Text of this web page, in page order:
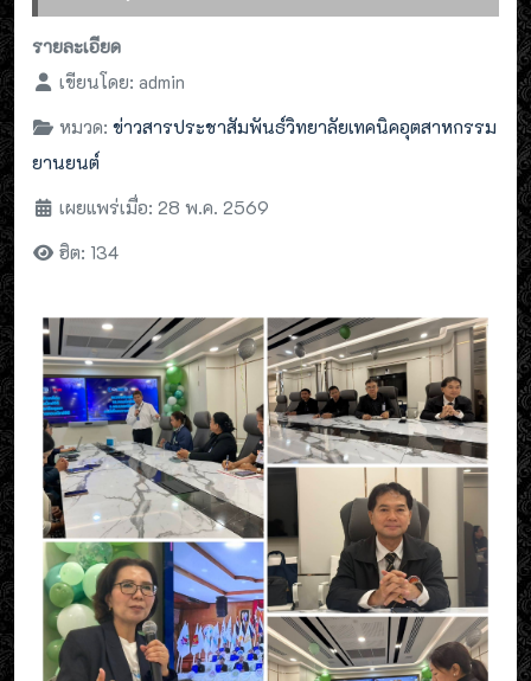
รายละเอียด
เขียนโดย: admin
หมวด: ข่าวสารประชาสัมพันธ์วิทยาลัยเทคนิคอุตสาหกรรม
ยานยนต์
เผยแพร่เมื่อ: 28 พ.ค. 2569
ฮิต: 134